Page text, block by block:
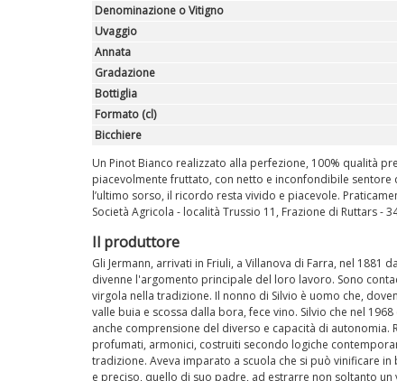
Denominazione o Vitigno
Uvaggio
Annata
Gradazione
Bottiglia
Formato (cl)
Bicchiere
Un Pinot Bianco realizzato alla perfezione, 100% qualità
piacevolmente fruttato, con netto e inconfondibile
l’ultimo sorso, il ricordo resta vivido e piacevole.
Società Agricola - località Trussio 11, Frazione di Ruttars -
Il produttore
Gli Jermann, arrivati in Friuli, a Villanova di Farra, nel
divenne l'argomento principale del loro lavoro. Sono
virgola nella tradizione. Il nonno di Silvio è uomo che,
valle buia e scossa dalla bora, fece vino. Silvio che nel
anche comprensione del diverso e capacità di
profumati, armonici, costruiti secondo logiche
tradizione. Aveva imparato a scuola che si può vinificare
e preciso, quello di suo padre, ad estrarre non soltanto